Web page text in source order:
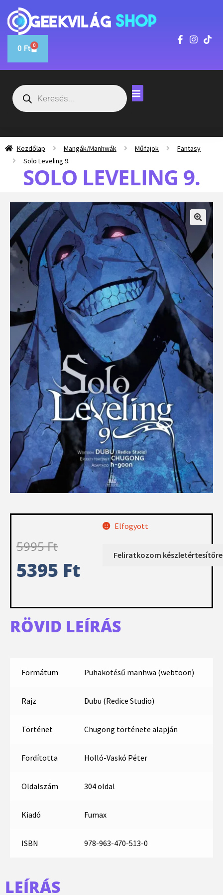
0 Ft 0
Kezdőlap Mangák/Manhwák Műfajok
Fantasy
Solo Leveling 9.
SOLO LEVELING 9.
5995Ft
5395 Ft
Elfogyott
RÖVID LEÍRÁS
Formátum Puhakötésű manhwa (webtoon)
Rajz Dubu (Redice Studio)
Történet Chugong története alapján
Fordította Holló-Vaskó Péter
Oldalszám 304 oldal
Kiadó Fumax
ISBN 978-963-470-513-0
LEÍRÁS